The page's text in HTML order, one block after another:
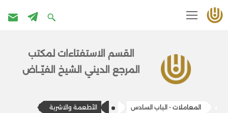
القسم الاستفتاءات ل​​مكتب
المرج​ع الديني الشيخ الفيّــاض
المعاملات - الباب السادس الأطعمة والاشربة